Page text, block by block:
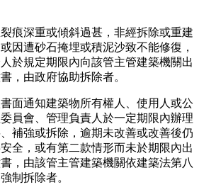
裂痕深重或傾斜過甚，非經拆除或重建
因遭砂石掩埋或積泥沙致不能修復，
於規定期限內向該管主管建築機關出
，由政府協助拆除者。
書面通知建築物所有權人、使用人或公
員會、管理負責人於一定期限內辦理
補強或拆除，逾期未改善或改善後仍
全，或有第二款情形而未於期限內出
，由該管主管建築機關依建築法第八
制拆除者。